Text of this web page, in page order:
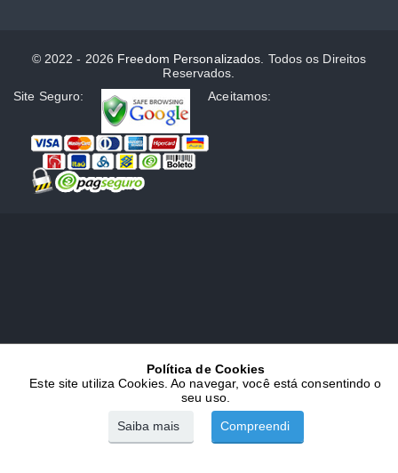
© 2022 - 2026 Freedom Personalizados . Todos os Direitos
Reservados.
Site Seguro:
Aceitamos:
Política de Cookies
Este site utiliza Cookies. Ao navegar, você está consentindo o
seu uso.
Saiba mais
Compreendi